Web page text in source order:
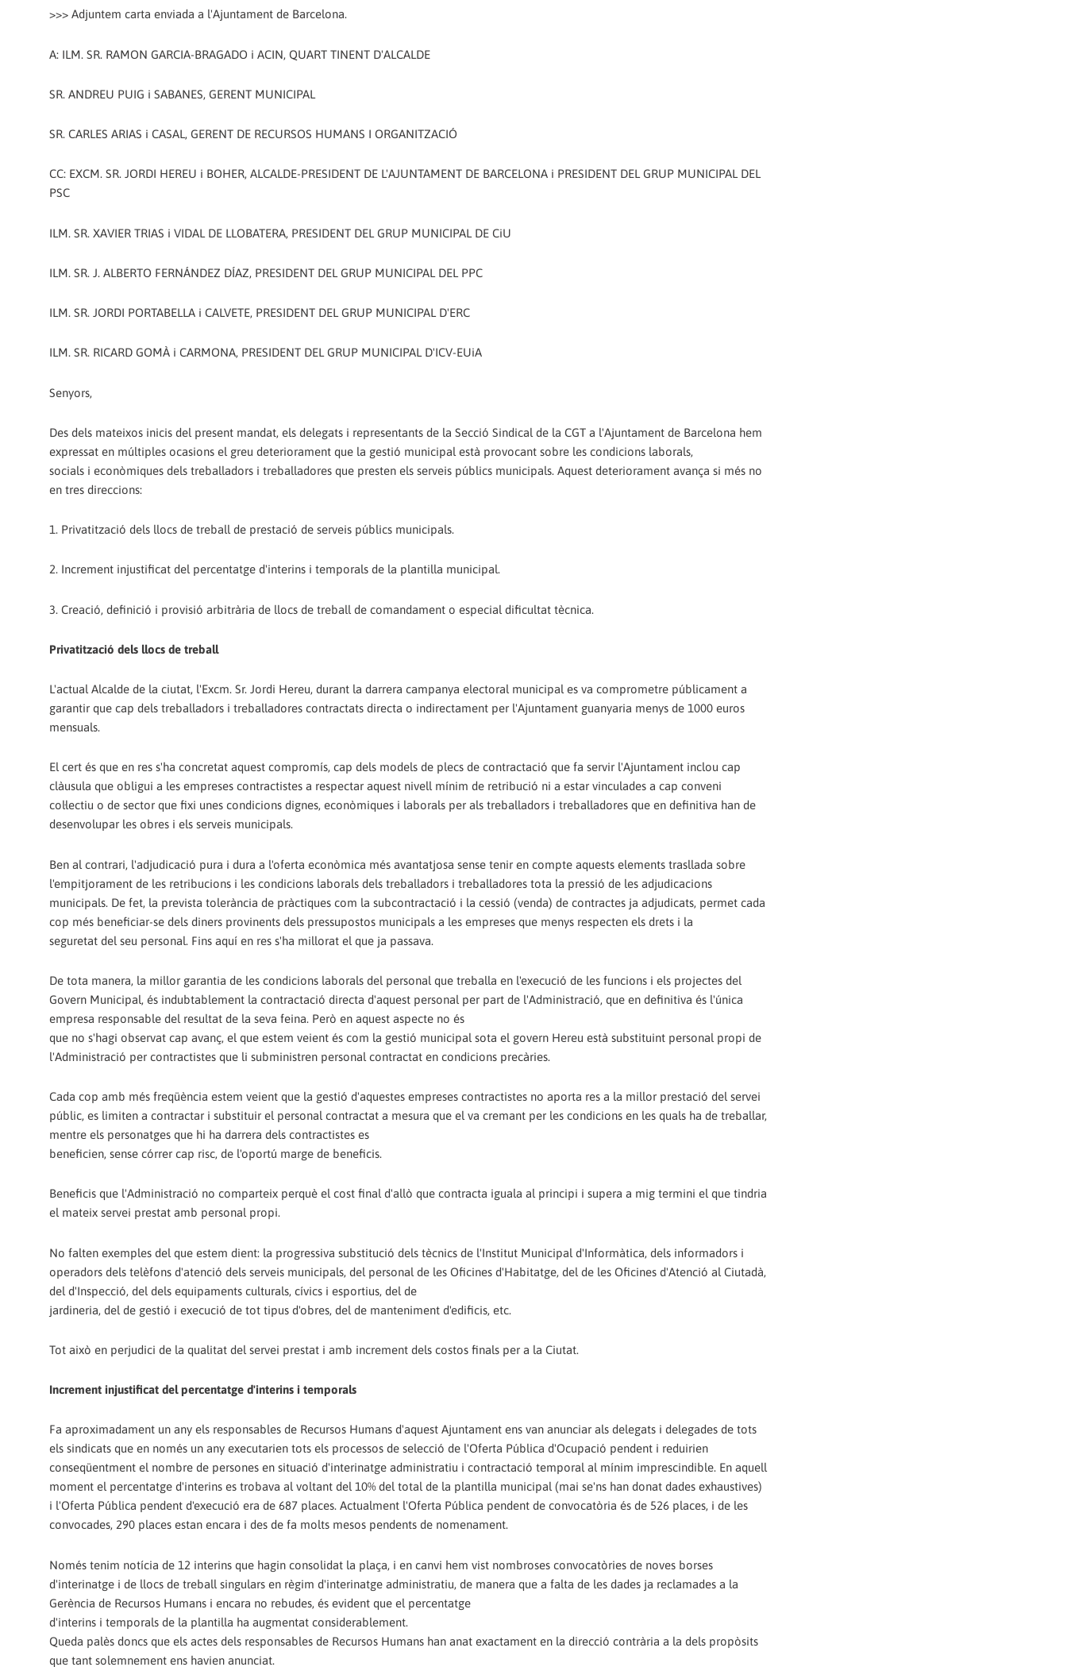
>>> Adjuntem carta enviada a l'Ajuntament de Barcelona.
A: ILM. SR. RAMON GARCIA-BRAGADO i ACIN, QUART TINENT D'ALCALDE
SR. ANDREU PUIG i SABANES, GERENT MUNICIPAL
SR. CARLES ARIAS i CASAL, GERENT DE RECURSOS HUMANS I ORGANITZACIÓ
CC: EXCM. SR. JORDI HEREU i BOHER, ALCALDE-PRESIDENT DE L'AJUNTAMENT DE BARCELONA i PRESIDENT DEL GRUP MUNICIPAL DEL
PSC
ILM. SR. XAVIER TRIAS i VIDAL DE LLOBATERA, PRESIDENT DEL GRUP MUNICIPAL DE CiU
ILM. SR. J. ALBERTO FERNÁNDEZ DÍAZ, PRESIDENT DEL GRUP MUNICIPAL DEL PPC
ILM. SR. JORDI PORTABELLA i CALVETE, PRESIDENT DEL GRUP MUNICIPAL D'ERC
ILM. SR. RICARD GOMÀ i CARMONA, PRESIDENT DEL GRUP MUNICIPAL D'ICV-EUiA
Senyors,
Des dels mateixos inicis del present mandat, els delegats i representants de la Secció Sindical de la CGT a l'Ajuntament de Barcelona hem
expressat en múltiples ocasions el greu deteriorament que la gestió municipal està provocant sobre les condicions laborals,
socials i econòmiques dels treballadors i treballadores que presten els serveis públics municipals. Aquest deteriorament avança si més no
en tres direccions:
1. Privatització dels llocs de treball de prestació de serveis públics municipals.
2. Increment injustificat del percentatge d'interins i temporals de la plantilla municipal.
3. Creació, definició i provisió arbitrària de llocs de treball de comandament o especial dificultat tècnica.
Privatització dels llocs de treball
L'actual Alcalde de la ciutat, l'Excm. Sr. Jordi Hereu, durant la darrera campanya electoral municipal es va comprometre públicament a
garantir que cap dels treballadors i treballadores contractats directa o indirectament per l'Ajuntament guanyaria menys de 1000 euros
mensuals.
El cert és que en res s'ha concretat aquest compromís, cap dels models de plecs de contractació que fa servir l'Ajuntament inclou cap
clàusula que obligui a les empreses contractistes a respectar aquest nivell mínim de retribució ni a estar vinculades a cap conveni
col·lectiu o de sector que fixi unes condicions dignes, econòmiques i laborals per als treballadors i treballadores que en definitiva han de
desenvolupar les obres i els serveis municipals.
Ben al contrari, l'adjudicació pura i dura a l'oferta econòmica més avantatjosa sense tenir en compte aquests elements trasllada sobre
l'empitjorament de les retribucions i les condicions laborals dels treballadors i treballadores tota la pressió de les adjudicacions
municipals. De fet, la prevista tolerància de pràctiques com la subcontractació i la cessió (venda) de contractes ja adjudicats, permet cada
cop més beneficiar-se dels diners provinents dels pressupostos municipals a les empreses que menys respecten els drets i la
seguretat del seu personal. Fins aquí en res s'ha millorat el que ja passava.
De tota manera, la millor garantia de les condicions laborals del personal que treballa en l'execució de les funcions i els projectes del
Govern Municipal, és indubtablement la contractació directa d'aquest personal per part de l'Administració, que en definitiva és l'única
empresa responsable del resultat de la seva feina. Però en aquest aspecte no és
que no s'hagi observat cap avanç, el que estem veient és com la gestió municipal sota el govern Hereu està substituint personal propi de
l'Administració per contractistes que li subministren personal contractat en condicions precàries.
Cada cop amb més freqüència estem veient que la gestió d'aquestes empreses contractistes no aporta res a la millor prestació del servei
públic, es limiten a contractar i substituir el personal contractat a mesura que el va cremant per les condicions en les quals ha de treballar,
mentre els personatges que hi ha darrera dels contractistes es
beneficien, sense córrer cap risc, de l'oportú marge de beneficis.
Beneficis que l'Administració no comparteix perquè el cost final d'allò que contracta iguala al principi i supera a mig termini el que tindria
el mateix servei prestat amb personal propi.
No falten exemples del que estem dient: la progressiva substitució dels tècnics de l'Institut Municipal d'Informàtica, dels informadors i
operadors dels telèfons d'atenció dels serveis municipals, del personal de les Oficines d'Habitatge, del de les Oficines d'Atenció al Ciutadà,
del d'Inspecció, del dels equipaments culturals, cívics i esportius, del de
jardineria, del de gestió i execució de tot tipus d'obres, del de manteniment d'edificis, etc.
Tot això en perjudici de la qualitat del servei prestat i amb increment dels costos finals per a la Ciutat.
Increment injustificat del percentatge d'interins i temporals
Fa aproximadament un any els responsables de Recursos Humans d'aquest Ajuntament ens van anunciar als delegats i delegades de tots
els sindicats que en només un any executarien tots els processos de selecció de l'Oferta Pública d'Ocupació pendent i reduirien
conseqüentment el nombre de persones en situació d'interinatge administratiu i contractació temporal al mínim imprescindible. En aquell
moment el percentatge d'interins es trobava al voltant del 10% del total de la plantilla municipal (mai se'ns han donat dades exhaustives)
i l'Oferta Pública pendent d'execució era de 687 places. Actualment l'Oferta Pública pendent de convocatòria és de 526 places, i de les
convocades, 290 places estan encara i des de fa molts mesos pendents de nomenament.
Només tenim notícia de 12 interins que hagin consolidat la plaça, i en canvi hem vist nombroses convocatòries de noves borses
d'interinatge i de llocs de treball singulars en règim d'interinatge administratiu, de manera que a falta de les dades ja reclamades a la
Gerència de Recursos Humans i encara no rebudes, és evident que el percentatge
d'interins i temporals de la plantilla ha augmentat considerablement.
Queda palès doncs que els actes dels responsables de Recursos Humans han anat exactament en la direcció contrària a la dels propòsits
que tant solemnement ens havien anunciat.